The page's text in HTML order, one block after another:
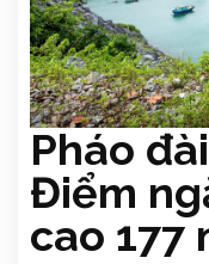
Pháo
Điểm
cao 177